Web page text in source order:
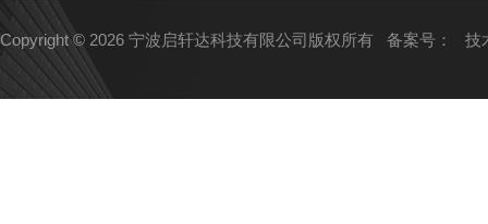
Copyright © 2026 宁波启轩达科技有限公司版权所有 备案号： 技